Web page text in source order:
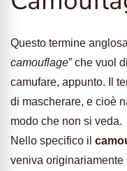
Questo termine
camouflage” che vuol
camufare, appunto. Il
di mascherare, e cioè
modo che non si veda.
Nello specifico il
veniva